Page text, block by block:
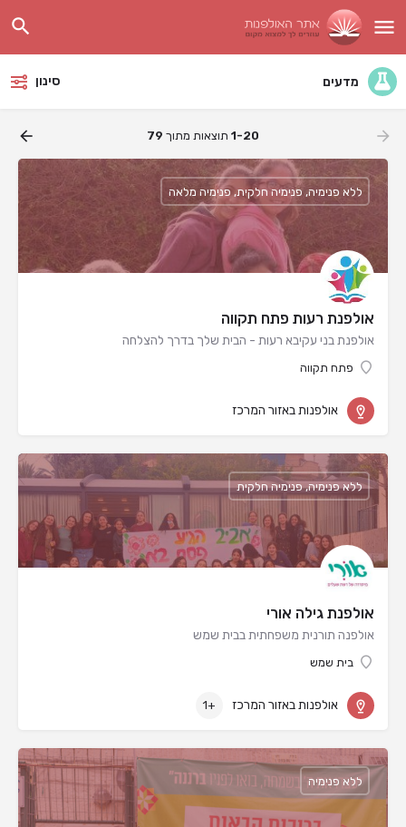
מדעים סינון
1-20 תוצאות מתוך 79
אולפנת רעות פתח תקווה
אולפנת בני עקיבא רעות - הבית שלך בדרך להצלחה
פתח תקווה
ללא פנימיה, פנימיה חלקית, פנימיה מלאה
אולפנות באזור המרכז
אולפנת גילה אורי
אולפנה תורנית משפחתית בבית שמש
בית שמש
ללא פנימיה, פנימיה חלקית
אולפנות באזור המרכז +1
ללא פנימיה